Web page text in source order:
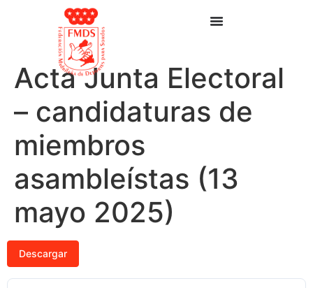
Acta Junta Electoral
– candidaturas de
miembros
asambleístas (13
mayo 2025)
Descargar